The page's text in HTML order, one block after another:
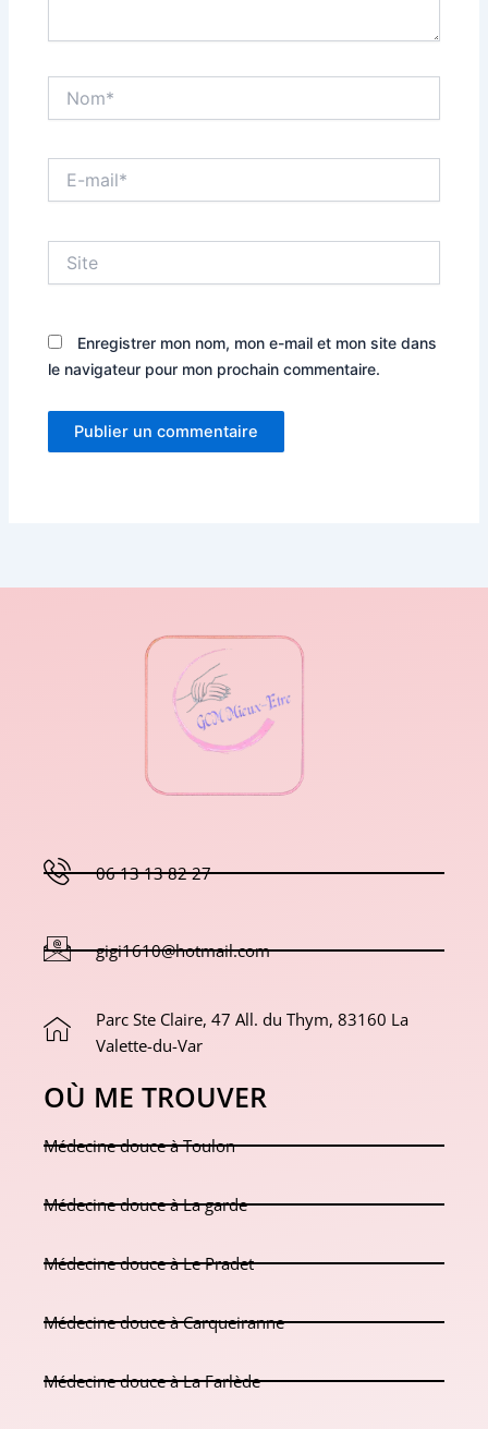
mail*
Enregistrer mon nom, mon e-mail et mon site dans
le navigateur pour mon prochain commentaire.
06 13 13 82 27
gigi1610@hotmail.com
Parc Ste Claire, 47 All. du Thym, 83160 La
Valette-du-Var
OÙ ME TROUVER
Médecine douce à Toulon
Médecine douce à La garde
Médecine douce à Le Pradet
Médecine douce à Carqueiranne
Médecine douce à La Farlède